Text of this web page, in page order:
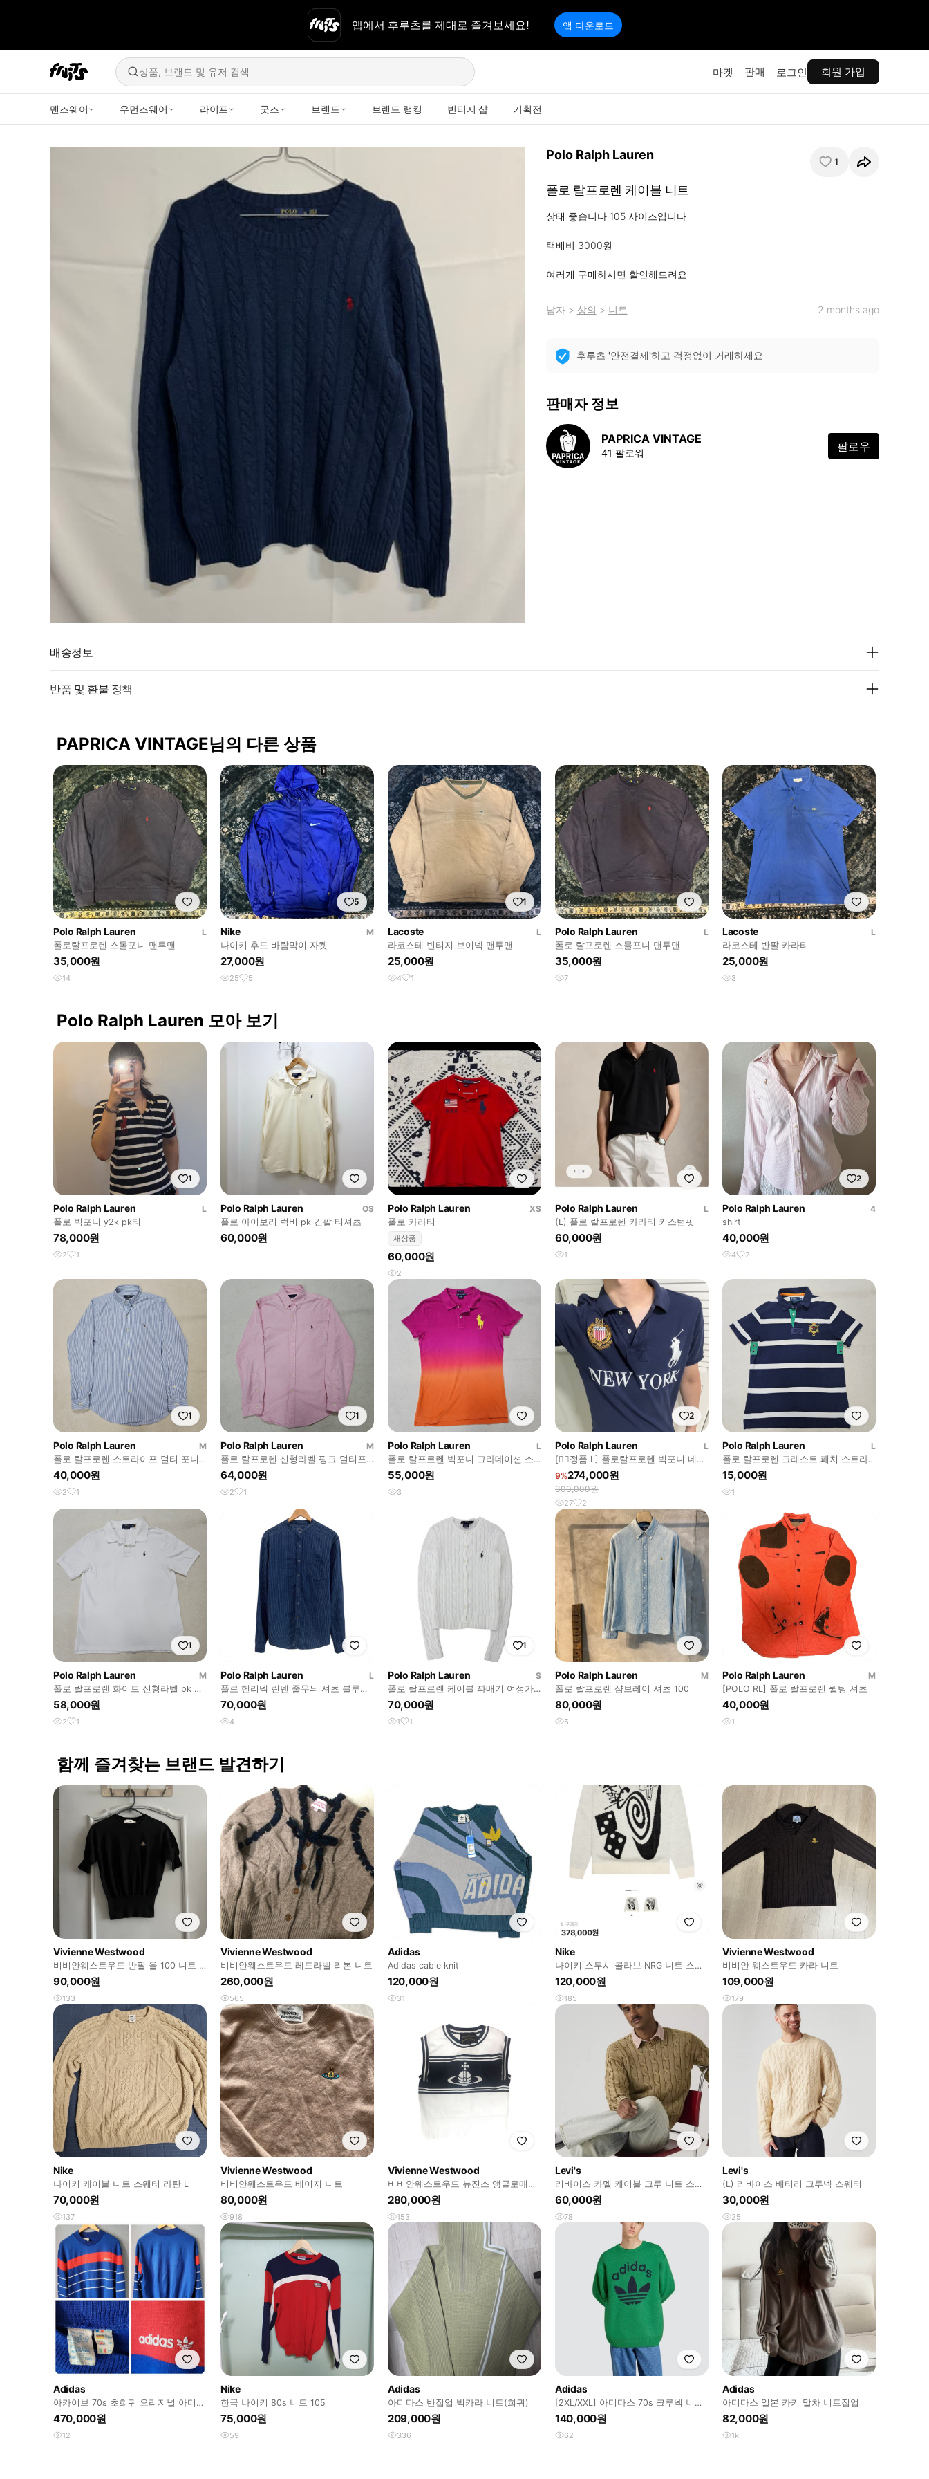
앱에서 후루츠를 제대로 즐겨보세요! 앱 다운로드
상품, 브랜드 및 유저 검색 마켓 판매 로그인 회원 가입
맨즈웨어 우먼즈웨어 라이프 굿즈 브랜드 브랜드 랭킹 빈티지 샵 기획전
Polo Ralph Lauren 1
폴로 랄프로렌 케이블 니트
상태 좋습니다 105 사이즈입니다
택배비 3000원
여러개 구매하시면 할인해드려요
남자> 상의 > 니트 2 months ago
후루츠 '안전결제'하고 걱정없이 거래하세요
판매자 정보
PAPRICA VINTAGE
41 팔로워 팔로우
배송정보
반품 및 환불 정책
PAPRICA VINTAGE님의 다른 상품
Polo Ralph Lauren
L
폴로랄프로렌 스몰포니 맨투맨
35,000원
14
5
Nike
M
나이키 후드 바람막이 자켓
27,000원
25 5
1
Lacoste
L
라코스테 빈티지 브이넥 맨투맨
25,000원
4 1
Polo Ralph Lauren
L
폴로 랄프로렌 스몰포니 맨투맨
35,000원
7
Lacoste
L
라코스테 반팔 카라티
25,000원
3
Polo Ralph Lauren 모아 보기
1
Polo Ralph Lauren
L
폴로 빅포니 y2k pk티
78,000원
2 1
Polo Ralph Lauren
OS
폴로 아이보리 럭비 pk 긴팔 티셔츠
60,000원
Polo Ralph Lauren
XS
폴로 카라티
새상품
60,000원
2
Polo Ralph Lauren
L
(L) 폴로 랄프로렌 카라티 커스텀핏
60,000원
1
2
Polo Ralph Lauren
4
shirt
40,000원
4 2
1
Polo Ralph Lauren
M
폴로 랄프로렌 스트라이프 멀티 포니
긴팔 셔츠 급처
40,000원
2 1
1
Polo Ralph Lauren
M
폴로 랄프로렌 신형라벨 핑크 멀티포
니 옥스포드 긴팔 셔츠 급처
64,000원
2 1
Polo Ralph Lauren
L
폴로 랄프로렌 빅포니 그라데이션 스
키니핏 반팔 카라티 급처
55,000원
3
2
Polo Ralph Lauren
L
[❤️‍🔥정품 L] 폴로랄프로렌 빅포니 네이
비 뉴욕 치프키프 카라티셔츠
9%274,000원
300,000원
27 2
Polo Ralph Lauren
L
폴로 랄프로렌 크레스트 패치 스트라
이프 pk 반팔 카라티 급처
15,000원
1
1
Polo Ralph Lauren
M
폴로 랄프로렌 화이트 신형라벨 pk 반
팔 카라티 급처
58,000원
2 1
Polo Ralph Lauren
L
폴로 헨리넥 린넨 줄무늬 셔츠 블루
(L)
70,000원
4
1
Polo Ralph Lauren
S
폴로 랄프로렌 케이블 꽈배기 여성가
디건 화이트 (S)
70,000원
1 1
Polo Ralph Lauren
M
폴로 랄프로렌 샴브레이 셔츠 100
80,000원
5
Polo Ralph Lauren
M
[POLO RL] 폴로 랄프로렌 퀼팅 셔츠
40,000원
1
함께 즐겨찾는 브랜드 발견하기
Vivienne Westwood
비비안웨스트우드 반팔 울 100 니트 s
사이즈
90,000원
133
Vivienne Westwood
비비안웨스트우드 레드라벨 리본 니트
260,000원
565
Adidas
Adidas cable knit
120,000원
31
Nike
나이키 스투시 콜라보 NRG 니트 스웨
터 L
120,000원
185
Vivienne Westwood
비비안 웨스트우드 카라 니트
109,000원
179
Nike
나이키 케이블 니트 스웨터 라탄 L
70,000원
137
Vivienne Westwood
비비안웨스트우드 베이지 니트
80,000원
918
Vivienne Westwood
비비안웨스트우드 뉴진스 앵글로매니
아 골프웨어 니트 베스트 탑
280,000원
153
Levi's
리바이스 카멜 케이블 크루 니트 스웨
터 파인브라운 L 새상품
60,000원
78
Levi's
(L) 리바이스 배터리 크루넥 스웨터
30,000원
25
Adidas
아카이브 70s 초희귀 오리지널 아디다
스 벤텍스(Ventex) 프랑스산
470,000원
12
Nike
한국 나이키 80s 니트 105
75,000원
59
Adidas
아디다스 반집업 빅카라 니트(희귀)
209,000원
336
Adidas
[2XL/XXL] 아디다스 70s 크루넥 니트
스웨터 / 그린
140,000원
62
Adidas
아디다스 일본 카키 말차 니트집업
82,000원
1k